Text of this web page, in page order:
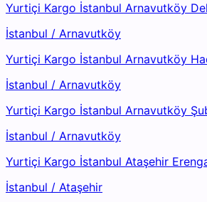
Yurtiçi Kargo İstanbul Arnavutköy
İstanbul / Arnavutköy
Yurtiçi Kargo İstanbul Arnavutköy
İstanbul / Arnavutköy
Yurtiçi Kargo İstanbul Arnavutköy
İstanbul / Arnavutköy
Yurtiçi Kargo İstanbul Ataşehir
İstanbul / Ataşehir